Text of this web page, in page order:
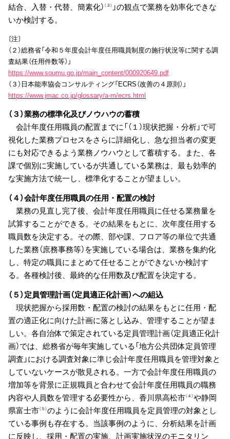
結合、入替・代替、簡素化） （３） 」の観点で業務を効率化できな
いか検討する。
〔注〕
（２）総務省「令和５年度会計年度任用職員制度の施行状況等に関する調
査結果（任用件数等）」
https://www.soumu.go.jp/main_content/000920649.pdf
（３）日本能率協会コンサルティング「ECRS（改善の４原則）」
https://www.jmac.co.jp/glossary/a-m/ecrs.html
（３）業務の標準化及びノウハウの蓄積
会計年度任用職員の配置までに「（１）現状把握・分析」で可
視化した業務プロセスをさらに詳細化し、急な担当者の変更
にも対応できるよう業務ノウハウとして蓄積する。また、各
課で個別に実施しているが共通している業務は、最も効率的
な実施方法で統一し、標準化することが望ましい。
（４）会計年度任用職員の任用・配置の検討
業務の見直し完了後、会計年度任用職員に任せる業務量を
試算することができる。その結果をもとに、次年度任用する
職員数を決定する。その際、部や課、フロア等の単位で共通
した業務（庶務事務等）を実施している場合は、業務を集約化
し、特定の職員にまとめて任せることができないか検討す
る。各種検討後、最終的な任用数及び配置を決定する。
（５）定員管理計画（定員適正化計画）への組込
現状把握から採用数・配置の検討の結果をもとに任用・配
置の適正化に向けた計画に落とし込み、管理することが望ま
しい。各自治体で策定されている定員管理計画（定員適正化計
画）では、総務省が毎年実施している「地方公共団体定員管理
調査」における調査対象に準じ会計年度任用職員を管理対象と
していないケースが散見される。一方で会計年度任用職員の
増加等を背景に正規職員と合わせて会計年度任用職員の職務
内容や人員数を管理する必要性から、香川県高松市（４）や静岡
県富士市（５）のように会計年度任用職員を定員管理の対象とし
ている事例も存在する。当該事例のように、分析結果を計画
に反映し、採用・配置の実施、計画実施状況のモニタリン